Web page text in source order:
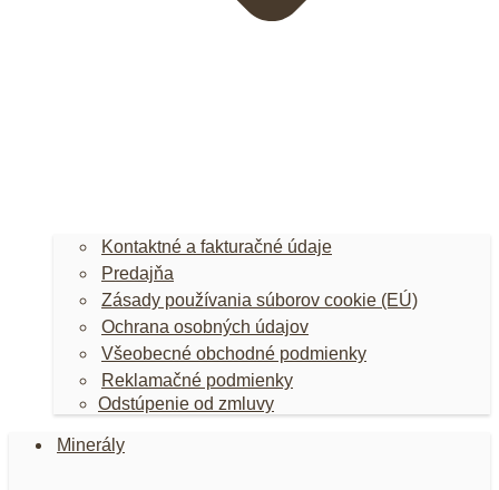
Kontaktné a fakturačné údaje
Predajňa
Zásady používania súborov cookie (EÚ)
Ochrana osobných údajov
Všeobecné obchodné podmienky
Reklamačné podmienky
Odstúpenie od zmluvy
Minerály